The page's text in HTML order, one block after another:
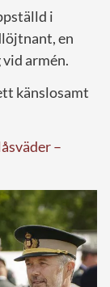
i
en
armén.
känslosamt
–